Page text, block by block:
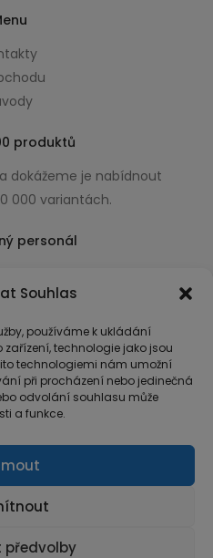
Souhlas
používáme k ukládání
technologie jako jsou
technologiemi nám umožní
při procházení nebo jedinečná
odvolání souhlasu může
a funkce.
předvolby
produktů
dokážeme je nabídnout
000 variantách.
personál
nákup.